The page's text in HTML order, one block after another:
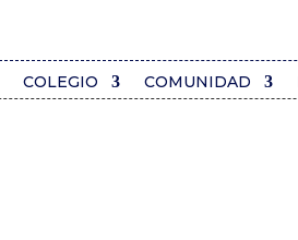
COLEGIO COMUNIDAD